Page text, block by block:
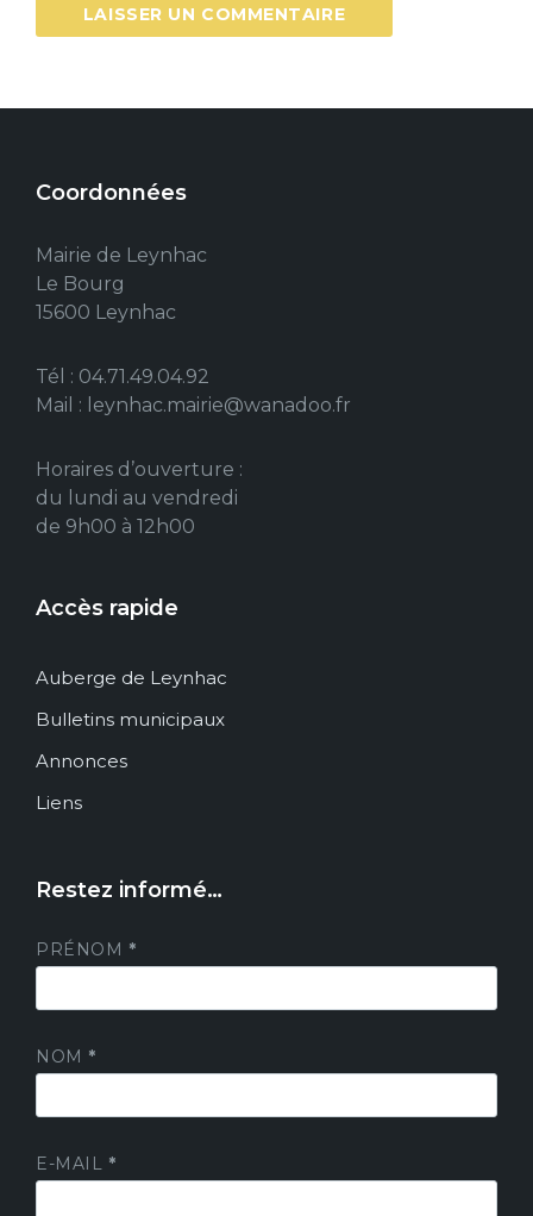
Coordonnées
Mairie de Leynhac
Le Bourg
15600 Leynhac
Tél : 04.71.49.04.92
Mail : leynhac.mairie@wanadoo.fr
Horaires d’ouverture :
du lundi au vendredi
de 9h00 à 12h00
Accès rapide
Auberge de Leynhac
Bulletins municipaux
Annonces
Liens
Restez informé…
PRÉNOM *
NOM *
E-MAIL *